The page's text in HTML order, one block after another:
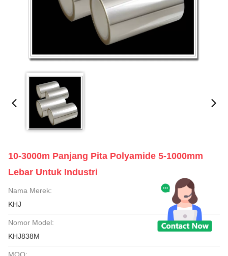
10-3000m Panjang Pita Polyamide 5-1000mm
Lebar Untuk Industri
Nama Merek:
KHJ
Nomor Model:
KHJ838M